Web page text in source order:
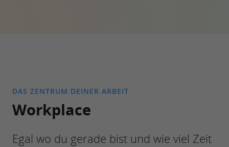
DAS ZENTRUM DEINER ARBEIT
Workplace
Egal wo du gerade bist und wie viel Zeit